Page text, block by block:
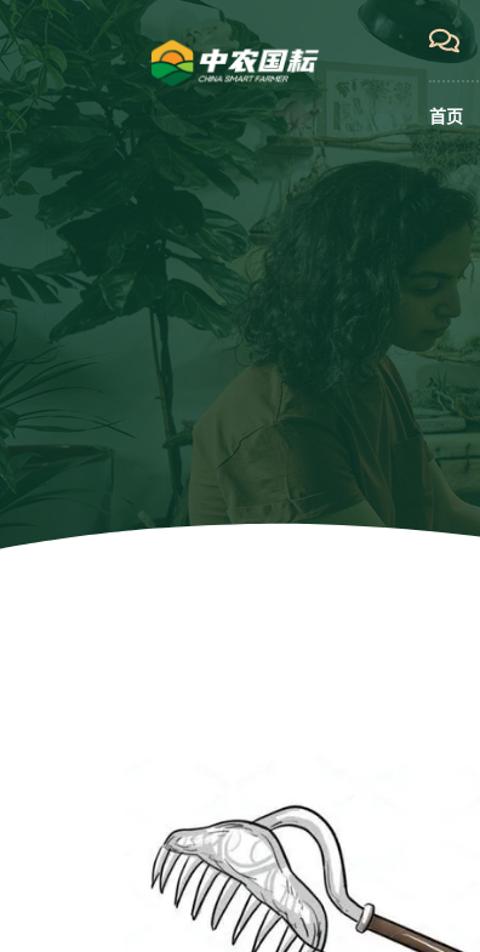
跳
至
内
首页